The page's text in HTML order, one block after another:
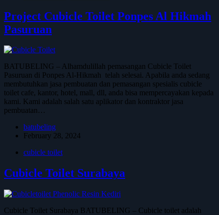
Project Cubicle Toilet Ponpes Al Hikmah
Pasuruan
BATUBELING – Alhamdulillah pemasangan Cubicle Toilet
Pasuruan di Ponpes Al-Hikmah telah selesai. Apabila anda sedang
membutuhkan jasa pembuatan dan pemasangan spesialis cubicle
toilet cafe, kantor, hotel, mall, dll, anda bisa mempercayakan kepada
kami. Kami adalah salah satu aplikator dan kontraktor jasa
pembuatan…
batubeling
February 28, 2024
cubicle toilet
Cubicle Toilet Surabaya
Cubicle Toilet Surabaya BATUBELING – Cubicle toilet adalah